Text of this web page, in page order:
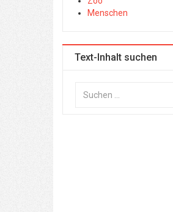
Menschen
Text-Inhalt suchen